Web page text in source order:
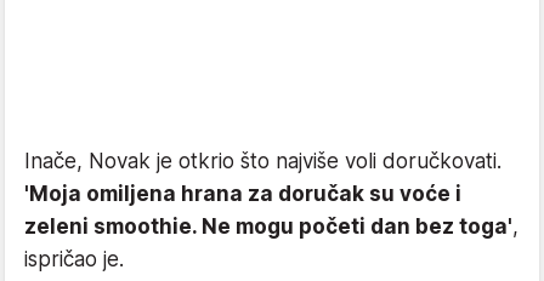
Inače, Novak je otkrio što najviše voli doručkovati.
'Moja omiljena hrana za doručak su voće i
zeleni smoothie. Ne mogu početi dan bez toga',
ispričao je.